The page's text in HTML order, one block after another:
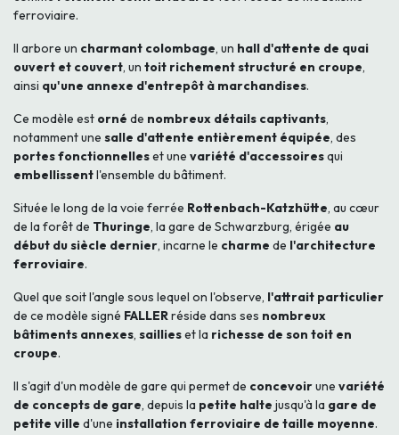
ferroviaire.
Il arbore un charmant colombage, un hall d'attente de quai
ouvert et couvert, un toit richement structuré en croupe,
ainsi qu'une annexe d'entrepôt à marchandises.
Ce modèle est orné de nombreux détails captivants,
notamment une salle d'attente entièrement équipée, des
portes fonctionnelleset une variété d'accessoiresqui
embellissentl'ensemble du bâtiment.
Située le long de la voie ferrée Rottenbach-Katzhütte, au cœur
de la forêt de Thuringe, la gare de Schwarzburg, érigée au
début du siècle dernier, incarne le charme de l'architecture
ferroviaire.
Quel que soit l'angle sous lequel on l'observe, l'attrait particulier
de ce modèle signé FALLERréside dans ses nombreux
bâtiments annexes, saillieset la richesse de son toit en
croupe.
Il s'agit d'un modèle de gare qui permet de concevoirune variété
de concepts de gare, depuis la petite halte jusqu'à la gare de
petite ville d'une installation ferroviaire de taille moyenne.